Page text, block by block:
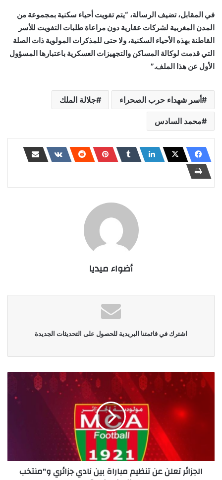
في المقابل، تضيف الرسالة، “يتم تفويت أحياء سكنية بمجموعة من
المدن المغربية لشركات عقارية دون مراعاة طلبات التفويت للأسر
القاطنة بهذه الأحياء السكنية، ولا حتى للمذكرات المولوية ذات الصلة
التي قدمت لوكالة المساكن والتجهيزات العسكرية باعتبارها المسؤول
الأول عن هذا الملف.”
أسر شهداء حرب الصحراء جلالة الملك
محمد السادس
أضواء ميديا
اشترك في قائمتنا البريدية للحصول على التحديثات الجديدة
الجزائر تعلن عن تنظيم مباراة بين نادي جزائري و"منتخب